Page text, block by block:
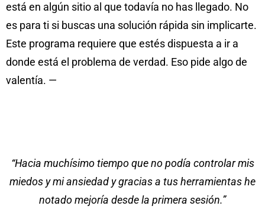
está en algún sitio al que todavía no has llegado. No
es para ti si buscas una solución rápida sin implicarte.
Este programa requiere que estés dispuesta a ir a
donde está el problema de verdad. Eso pide algo de
valentía. —
“Hacia muchísimo tiempo que no podía controlar mis
miedos y mi ansiedad y gracias a tus herramientas he
notado mejoría desde la primera sesión.”